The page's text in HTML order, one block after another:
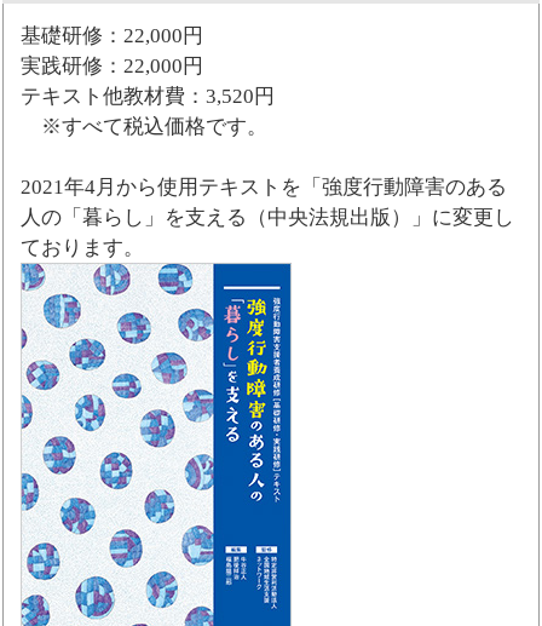
基礎研修：22,000円
実践研修：22,000円
テキスト他教材費：3,520円
※すべて税込価格です。
2021年4月から使用テキストを「強度行動障害のある
人の「暮らし」を支える（中央法規出版）」に変更し
ております。